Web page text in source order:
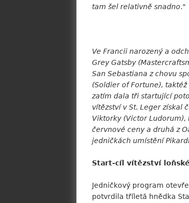
tam šel relativně snadno."
Ve Francii narozený a
Grey Gatsby
San Sebastiana z chovu
(Soldier of Fortune),
zatím dala tři startující
vítězství v St. Leger získal
Viktorky (Victor Ludorum),
červnové ceny a druhá z
jedničkách umístění
Start-cíl vítězství
Jedničkový program
potvrdila tříletá hnědka